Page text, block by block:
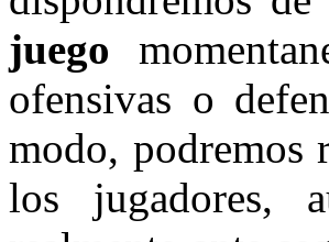
juego
ofensivas o
modo, podremos
los jugadores,